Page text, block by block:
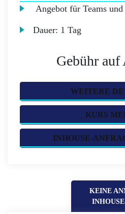
Angebot für Teams
Dauer: 1 Tag
Gebühr auf
WEITERE
KURS
INHOUSE-
KEINE